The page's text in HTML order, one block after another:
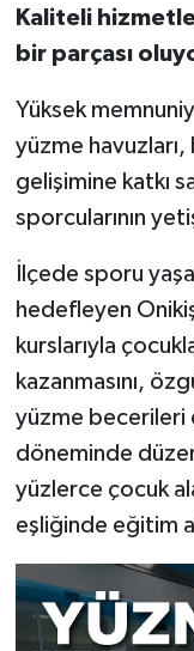
Kaliteli
bir parçası
Yüksek
yüzme havuzları,
gelişimine katkı
sporcularının
İlçede sporu
hedefleyen
kurslarıyla
kazanmasını,
yüzme becerileri
döneminde
yüzlerce çocuk
eşliğinde eğitim